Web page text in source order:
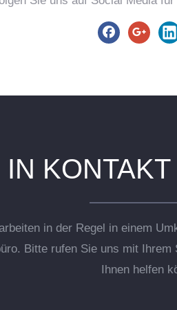
IN
in der Regel in einem
Bitte rufen Sie uns mit
Ihnen helfen